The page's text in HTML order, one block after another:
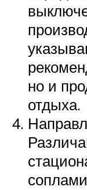
но и
отдыха.